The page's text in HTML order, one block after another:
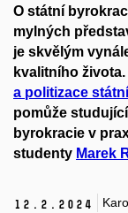
O státní
mylných
je skvělým
kvalitního
a politizace
pomůže stud
byrokracie v
studenty Marek
12. 2. 2024